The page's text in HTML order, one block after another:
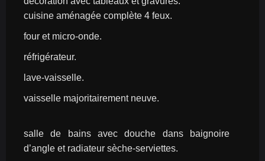
cuisine aménagée complète 4 feux.
four et micro-onde.
réfrigérateur.
lave-vaisselle.
vaisselle majoritairement neuve.
salle de bains avec douche dans baignoire
d’angle et radiateur sèche-serviettes.